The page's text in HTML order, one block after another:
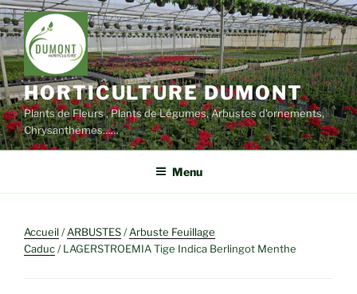
Aller
au
contenu
principal
HORTICULTURE DUMONT
Plants de Fleurs , Plants de Légumes, Arbustes d'ornements,
Chrysanthèmes……
Menu
Accueil/ARBUSTES/Arbuste Feuillage
Caduc/ LAGERSTROEMIA Tige Indica Berlingot Menthe